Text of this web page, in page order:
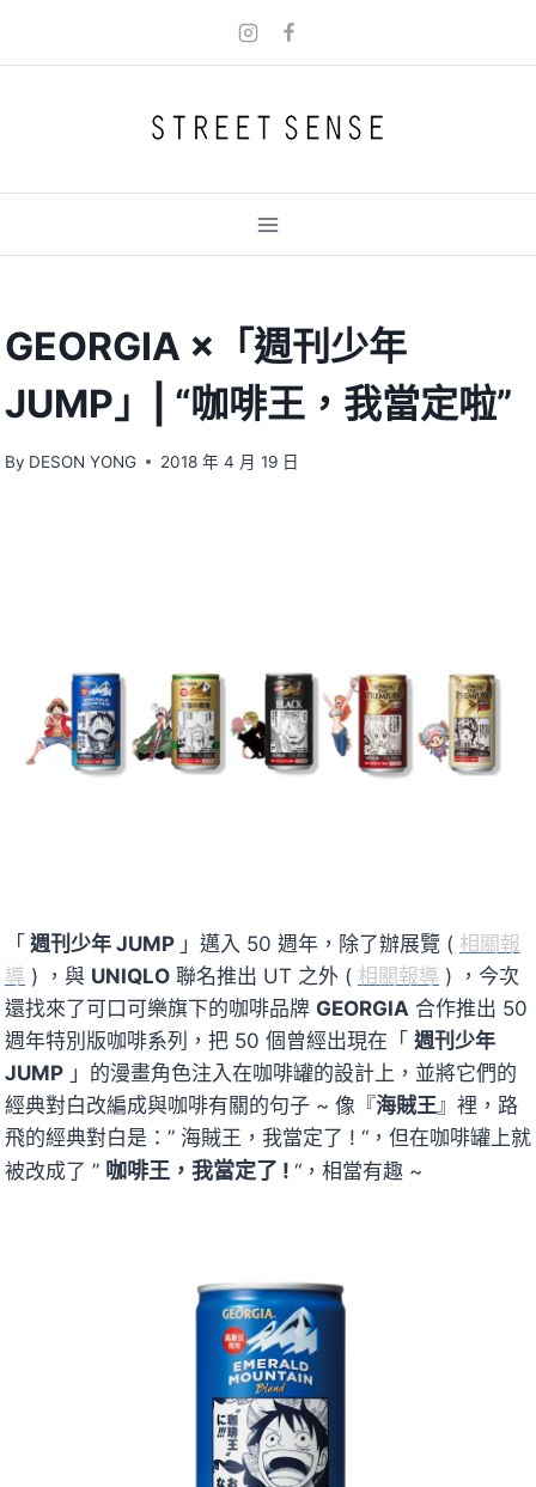
GEORGIA ×「週刊少年
JUMP」| “咖啡王，我當定啦”
By DESON YONG 2018 年 4 月 19 日
「 週刊少年 JUMP 」邁入 50 週年，除了辦展覽 ( 相關報
導 ) ，與 UNIQLO 聯名推出 UT 之外 ( 相關報導 ) ，今次
還找來了可口可樂旗下的咖啡品牌 GEORGIA 合作推出 50
週年特別版咖啡系列，把 50 個曾經出現在「 週刊少年
JUMP 」的漫畫角色注入在咖啡罐的設計上，並將它們的
經典對白改編成與咖啡有關的句子 ~ 像『海賊王』裡，路
飛的經典對白是：” 海賊王，我當定了 ! “，但在咖啡罐上就
被改成了 ” 咖啡王，我當定了 ! “，相當有趣 ~